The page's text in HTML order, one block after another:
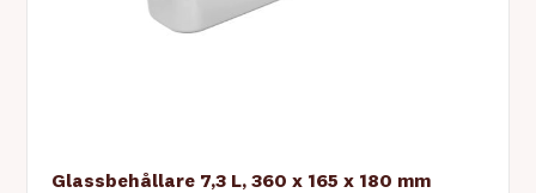
Glassbehållare 7,3 L, 360 x 165 x 180 mm